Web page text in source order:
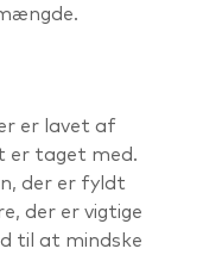
er lavet af
er taget med.
der er fyldt
der er vigtige
til at mindske